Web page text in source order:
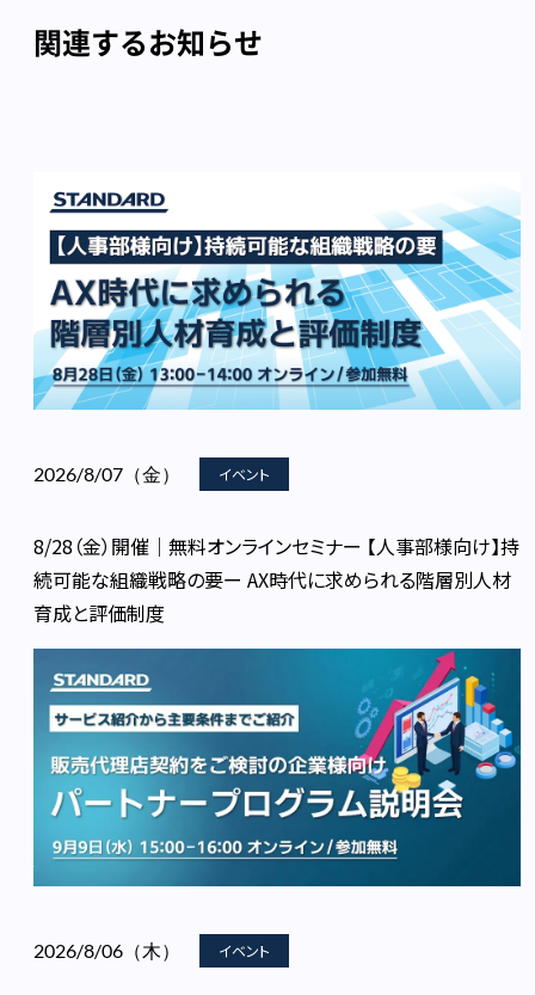
関連するお知らせ
2026/8/07（金） イベント
8/28（金）開催｜無料オンラインセミナー 【人事部様向け】持
続可能な組織戦略の要ー AX時代に求められる階層別人材
育成と評価制度
2026/8/06（木） イベント